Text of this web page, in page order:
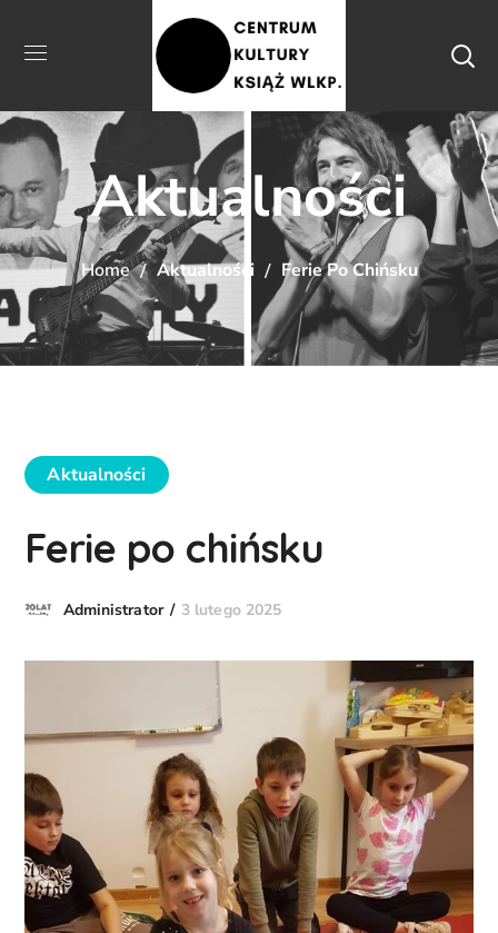
Aktualności
Home Aktualności Ferie Po Chińsku
Aktualności
Ferie po chińsku
Administrator 3 lutego 2025